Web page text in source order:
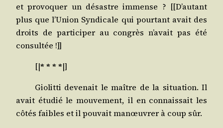
et pro­vo­quer un désastre immense ? [[D’autant
plus que l’Union Syn­di­cale qui pour­tant avait des
droits de par­ti­ci­per au congrès n’avait pas été
consultée !]]
[|* * * *|]
Gio­lit­ti deve­nait le maître de la situa­tion. Il
avait étu­dié le mou­ve­ment, il en connais­sait les
côtés faibles et il pou­vait manœu­vrer à coup sûr.